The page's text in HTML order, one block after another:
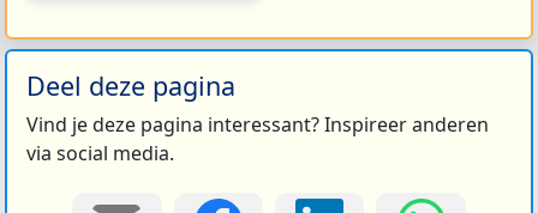
Deel deze pagina
Vind je deze pagina interessant? Inspireer anderen
via social media.